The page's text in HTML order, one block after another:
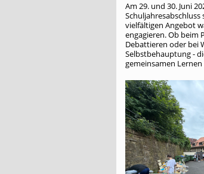
Am 29. und 30. Juni
vielfältigen Angebot
engagieren. Ob beim
Debattieren oder bei
Selbstbehauptung -
gemeinsamen